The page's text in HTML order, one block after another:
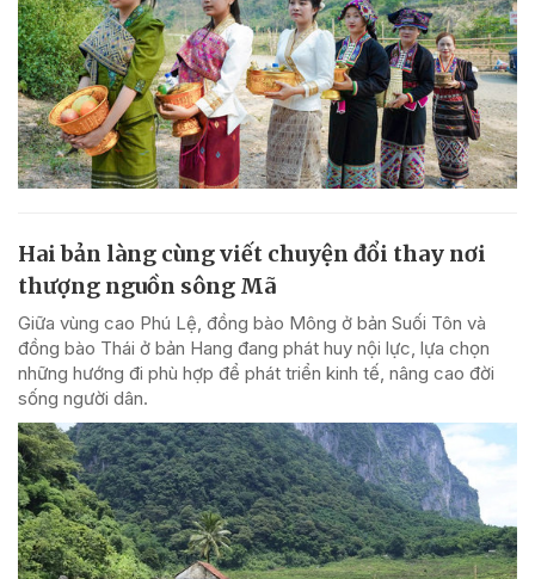
Hai bản làng cùng viết chuyện đổi thay nơi
thượng nguồn sông Mã
Giữa vùng cao Phú Lệ, đồng bào Mông ở bản Suối Tôn và
đồng bào Thái ở bản Hang đang phát huy nội lực, lựa chọn
những hướng đi phù hợp để phát triển kinh tế, nâng cao đời
sống người dân.